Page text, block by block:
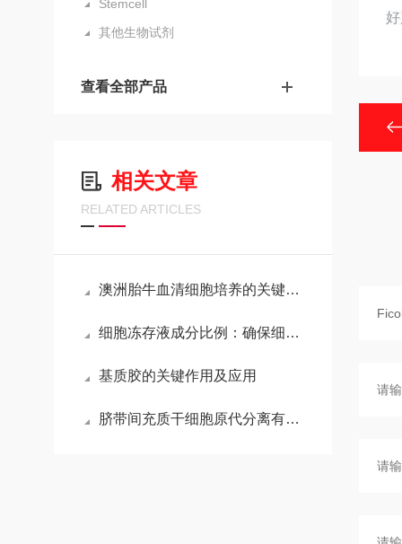
Stemcell
其他生物试剂
查看全部产品
相关文章
RELATED ARTICLES
澳洲胎牛血清细胞培养的关键营养源
细胞冻存液成分比例：确保细胞存活的关键
基质胶的关键作用及应用
脐带间充质干细胞原代分离有困难？不妨看看这篇文章......